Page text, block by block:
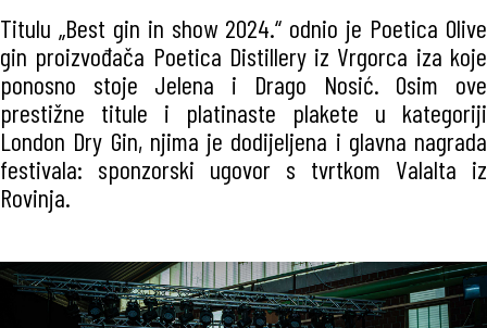
Titulu „Best gin in show 2024.“ odnio je Poetica Olive
gin proizvođača Poetica Distillery iz Vrgorca iza koje
ponosno stoje Jelena i Drago Nosić. Osim ove
prestižne titule i platinaste plakete u kategoriji
London Dry Gin, njima je dodijeljena i glavna nagrada
festivala: sponzorski ugovor s tvrtkom Valalta iz
Rovinja.